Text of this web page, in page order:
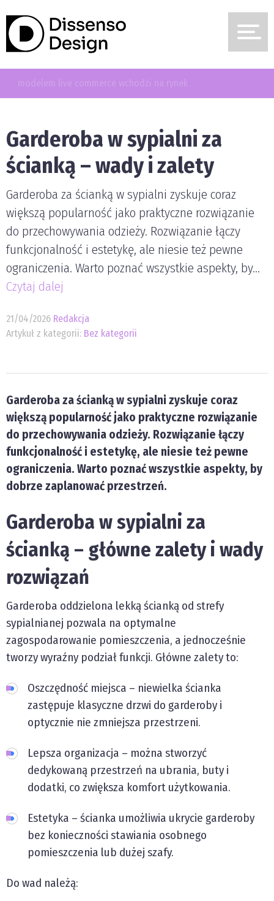
na rynek
Garderoba w sypialni za
ścianką – wady i zalety
Garderoba za ścianką w sypialni zyskuje coraz
większą popularność jako praktyczne rozwiązanie
do przechowywania odzieży. Rozwiązanie łączy
funkcjonalność i estetykę, ale niesie też pewne
ograniczenia. Warto poznać wszystkie aspekty, by...
Czytaj dalej
21/04/2026 Redakcja
Artykuł z kategorii: Bez kategorii
Garderoba za ścianką w sypialni zyskuje coraz
większą popularność jako praktyczne rozwiązanie
do przechowywania odzieży. Rozwiązanie łączy
funkcjonalność i estetykę, ale niesie też pewne
ograniczenia. Warto poznać wszystkie aspekty, by
dobrze zaplanować przestrzeń.
Garderoba w sypialni za
ścianką – główne zalety i wady
rozwiązań
Garderoba oddzielona lekką ścianką od strefy
sypialnianej pozwala na optymalne
zagospodarowanie pomieszczenia, a jednocześnie
tworzy wyraźny podział funkcji. Główne zalety to:
Oszczędność miejsca – niewielka ścianka
zastępuje klasyczne drzwi do garderoby i
optycznie nie zmniejsza przestrzeni.
Lepsza organizacja – można stworzyć
dedykowaną przestrzeń na ubrania, buty i
dodatki, co zwiększa komfort użytkowania.
Estetyka – ścianka umożliwia ukrycie garderoby
bez konieczności stawiania osobnego
pomieszczenia lub dużej szafy.
Do wad należą: